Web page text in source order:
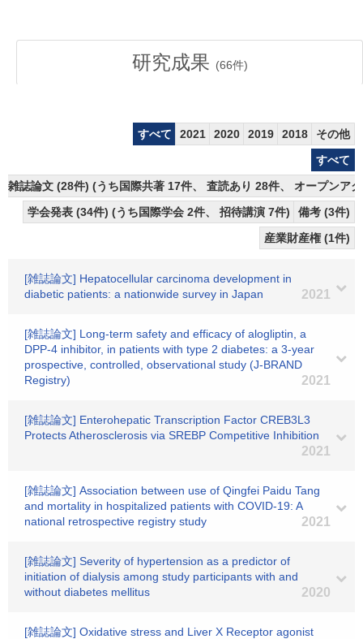
研究成果 (66件)
すべて 2021 2020 2019 2018
その他
すべて
雑誌論文 (28件) (うち国際共著 17件、 査読あり 28件、 オープンア
学会発表 (34件) (うち国際学会 2件、 招待講演 7件)
備考 (3件)
産業財産権 (1件)
[雑誌論文] Hepatocellular carcinoma development in
diabetic patients: a nationwide survey in Japan
2021
[雑誌論文] Long-term safety and efficacy of alogliptin, a
DPP-4 inhibitor, in patients with type 2 diabetes: a 3-year
prospective, controlled, observational study (J-BRAND
Registry)
2021
[雑誌論文] Enterohepatic Transcription Factor CREB3L3
Protects Atherosclerosis via SREBP Competitive Inhibition
2021
[雑誌論文] Association between use of Qingfei Paidu Tang
and mortality in hospitalized patients with COVID-19: A
national retrospective registry study
2021
[雑誌論文] Severity of hypertension as a predictor of
initiation of dialysis among study participants with and
without diabetes mellitus
2020
[雑誌論文] Oxidative stress and Liver X Receptor agonist